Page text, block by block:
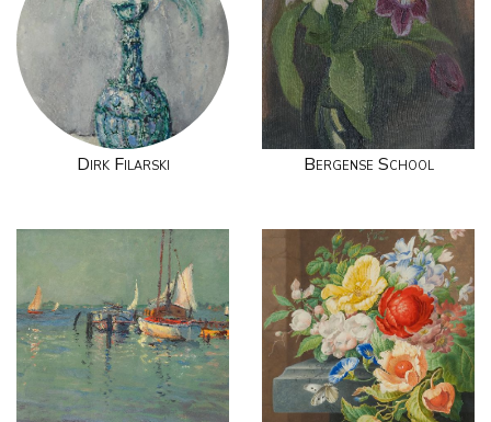
Dirk Filarski Bergense School